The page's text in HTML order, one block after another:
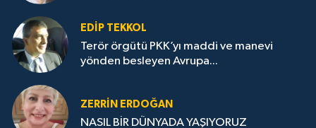
EDIP TEKKOL
Terör örgütü PKK’yı maddi ve manevi
yönden besleyen Avrupa...
ZERRIN ERDOĞAN
NASIL BİR DÜNYADA YAŞIYORUZ